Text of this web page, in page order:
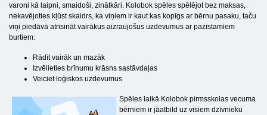
varoni kā laipni, smaidoši, zinātkāri. Kolobok spēles spēlējot bez maksas,
nekavējoties kļūst skaidrs, ka viņiem ir kaut kas kopīgs ar bērnu pasaku, taču
viņi piedāvā atrisināt vairākus aizraujošus uzdevumus ar pazīstamiem
burtiem:
Rādīt vairāk un mazāk
Izvēlieties brīnumu krāsns sastāvdaļas
Veiciet loģiskos uzdevumus
Spēles laikā Kolobok pirmsskolas vecuma
bērniem ir jāatbild uz visiem dzīvnieku